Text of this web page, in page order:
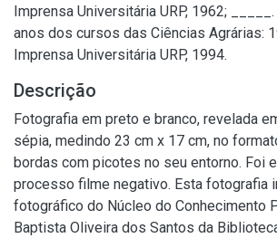
Imprensa Universitária URP, 1962;
anos dos cursos das Ciências Agrárias:
Imprensa Universitária URP, 1994.
Descrição
Fotografia em preto e branco, revelada
sépia, medindo 23 cm x 17 cm, no
bordas com picotes no seu entorno. Foi
processo filme negativo. Esta fotografia
fotográfico do Núcleo do Conhecimento
Baptista Oliveira dos Santos da